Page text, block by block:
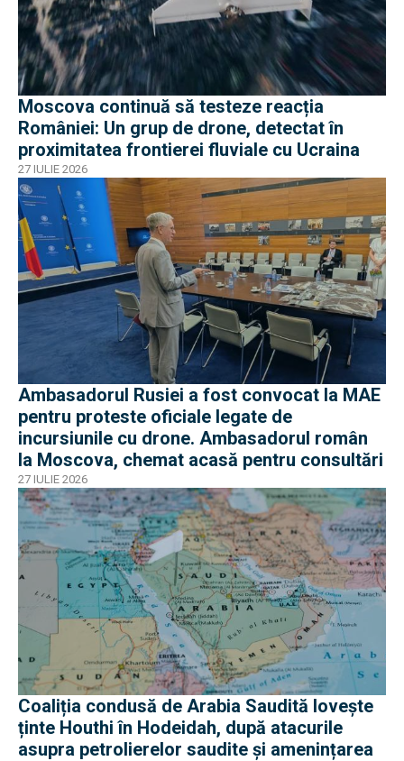
Moscova continuă să testeze reacția
României: Un grup de drone, detectat în
proximitatea frontierei fluviale cu Ucraina
27 IULIE 2026
Ambasadorul Rusiei a fost convocat la MAE
pentru proteste oficiale legate de
incursiunile cu drone. Ambasadorul român
la Moscova, chemat acasă pentru consultări
27 IULIE 2026
Coaliția condusă de Arabia Saudită lovește
ținte Houthi în Hodeidah, după atacurile
asupra petrolierelor saudite și amenințarea